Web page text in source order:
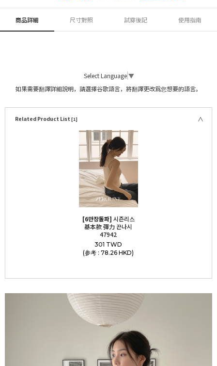
商品詳細 尺寸對照 試穿後記 使用指南
Select Language ▼
如果需要翻譯詳細說明，請選擇谷歌語言，將翻譯更改爲您想要的語言。
Related Product List [1]
[6만장돌파] 시즌리스
基本款 彈力 끈나시
47942
301 TWD
(参考 : 78.26 HKD)